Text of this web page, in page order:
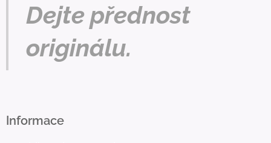
Dejte přednost
originálu.
Informace